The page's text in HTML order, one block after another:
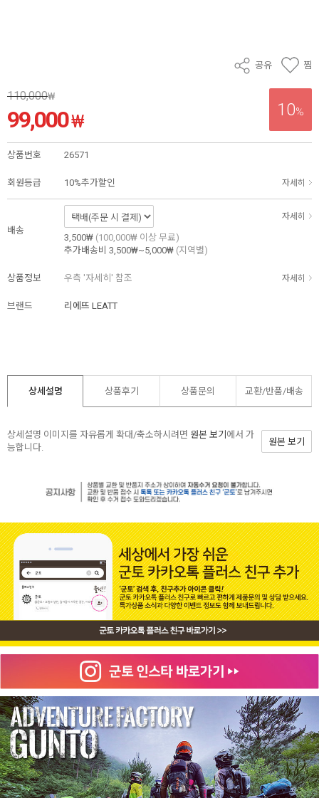
공유 찜
10%
110,000₩
99,000₩
상품번호 26571
회원등급 10%추가할인 자세히
배송
자세히
3,500₩ (100,000₩ 이상 무료)
추가배송비 3,500₩~5,000₩ (지역별)
상품정보 우측 '자세히' 참조 자세히
브랜드 리에뜨 LEATT
상세설명 상품후기 상품문의 교환/반품/배송
상세설명 이미지를 자유롭게 확대/축소하시려면 원본 보기 에서 가
능합니다.
원본 보기